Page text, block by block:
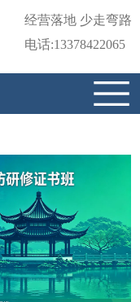
经营落地 少走弯路
电话:13378422065